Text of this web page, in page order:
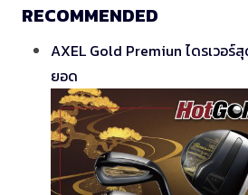
RECOMMENDED
AXEL Gold Premiun ไดรเวอร์
ยอด